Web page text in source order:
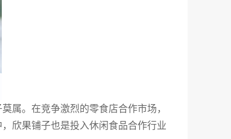
属。在竞争激烈的零食店合作市场，
欣果铺子也是投入休闲食品合作行业